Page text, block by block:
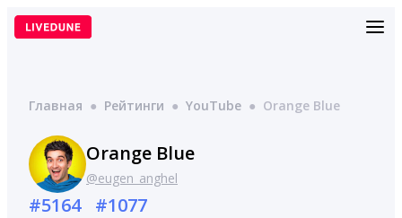
Перейти
Главная ● Рейтинги ● YouTube ● Orange Blue
Orange Blue
@eugen_anghel
#5164 #1077